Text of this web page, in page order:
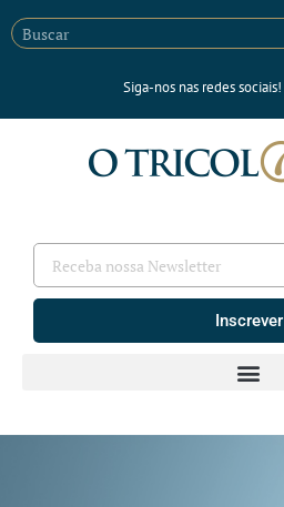
Siga-nos nas redes sociais!
Inscrever